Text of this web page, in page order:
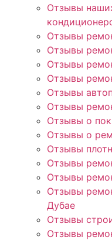
Отзывы
Отзывы
Отзывы
Отзывы
Отзывы
Отзывы
Отзывы
Отзывы о
Отзывы о
Отзывы
Отзывы
Отзывы
Отзывы
Дубае
Отзывы
Отзывы